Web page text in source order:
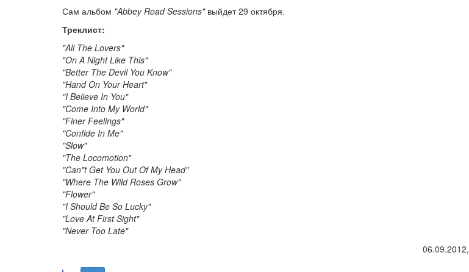
Сам альбом "Abbey Road Sessions"выйдет 29 октября.
Треклист:
"All The Lovers"
"On A Night Like This"
"Better The Devil You Know"
"Hand On Your Heart"
"I Believe In You"
"Come Into My World"
"Finer Feelings"
"Confide In Me"
"Slow"
"The Locomotion"
"Can"t Get You Out Of My Head"
"Where The Wild Roses Grow"
"Flower"
"I Should Be So Lucky"
"Love At First Sight"
"Never Too Late"
06.09.2012,